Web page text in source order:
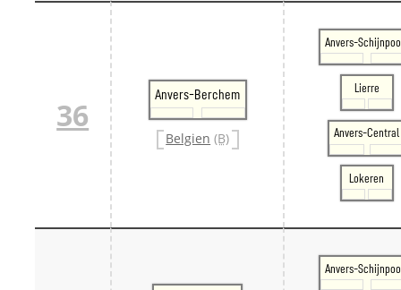
36
Anvers-Berchem
Belgien (B)
Anvers-
Lierre
Anvers-Central
Lokeren
Anvers-